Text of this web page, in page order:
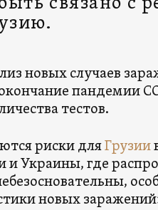
новых случаев
пандемии
тестов.
риски дляГрузии
и Украины, где
новых